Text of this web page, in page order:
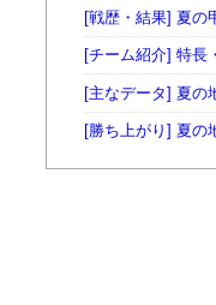
[戦歴・結果] 夏の
[チーム紹介] 特長
[主なデータ] 夏の
[勝ち上がり] 夏の